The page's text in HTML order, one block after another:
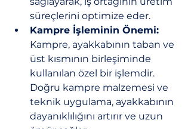
süreçlerini optimize eder.
Kampre İşleminin Önemi:
Kampre, ayakkabının taban ve
üst kısmının birleşiminde
kullanılan özel bir işlemdir.
Doğru kampre malzemesi ve
teknik uygulama, ayakkabının
dayanıklılığını artırır ve uzun